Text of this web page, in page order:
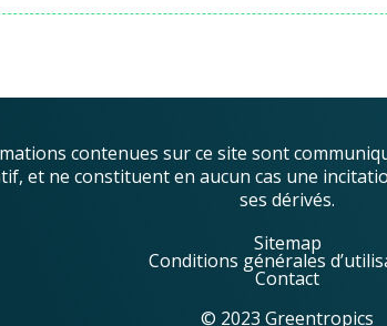
contenues sur ce site sont
et ne constituent en aucun cas une
ses dérivés.
Sitemap
Conditions générales
Contact
© 2023 Greentropics